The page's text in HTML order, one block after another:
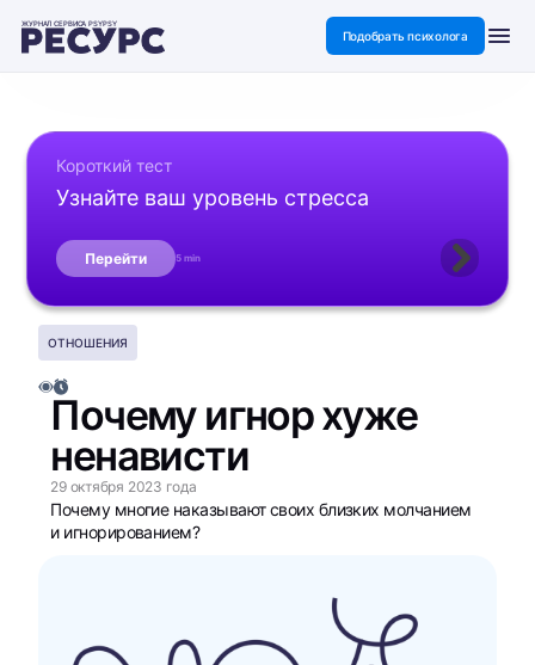
ЖУРНАЛ СЕРВИСА PSYPSY
Подобрать психолога
Короткий тест
Узнайте ваш уровень стресса
Перейти 5 min
ОТНОШЕНИЯ
Почему игнор хуже
ненависти
29 октября 2023 года
Почему многие наказывают своих близких молчанием
и игнорированием?